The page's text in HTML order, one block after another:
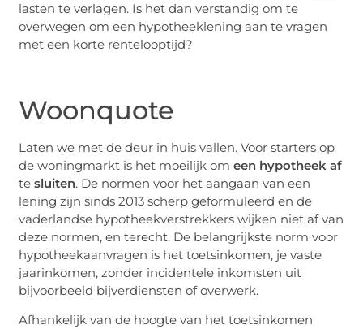
lasten te verlagen. Is het dan verstandig om te
overwegen om een hypotheeklening aan te vragen
met een korte rentelooptijd?
Woonquote
Laten we met de deur in huis vallen. Voor starters op
de woningmarkt is het moeilijk omeen hypotheek af
te sluiten. De normen voor het aangaan van een
lening zijn sinds 2013 scherp geformuleerd en de
vaderlandse hypotheekverstrekkers wijken niet af van
deze normen, en terecht. De belangrijkste norm voor
hypotheekaanvragen is het toetsinkomen, je vaste
jaarinkomen, zonder incidentele inkomsten uit
bijvoorbeeld bijverdiensten of overwerk.
Afhankelijk van de hoogte van het toetsinkomen